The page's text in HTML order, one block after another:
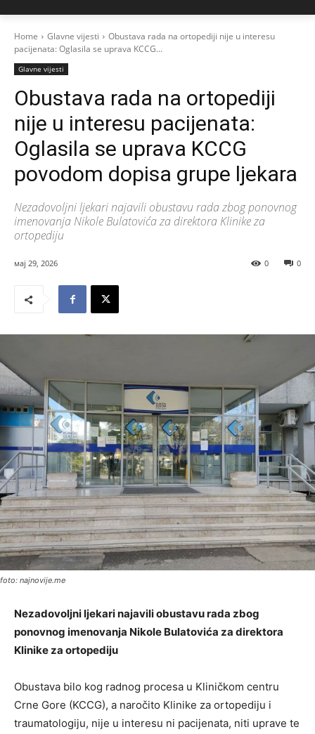
Home Glavne vijesti
Obustava rada na ortopediji nije u interesu
pacijenata: Oglasila se uprava KCCG...
Glavne vijesti
Obustava rada na ortopediji
nije u interesu pacijenata:
Oglasila se uprava KCCG
povodom dopisa grupe ljekara
Nezadovoljni ljekari najavili obustavu rada zbog ponovnog
imenovanja Nikole Bulatovića za direktora Klinike za
ortopediju
мај 29, 2026 0
0
foto: najnovije.me
Nezadovoljni ljekari najavili obustavu rada zbog
ponovnog imenovanja Nikole Bulatovića za direktora
Klinike za ortopediju
Obustava bilo kog radnog procesa u Kliničkom centru
Crne Gore (KCCG), a naročito Klinike za ortopediju i
traumatologiju, nije u interesu ni pacijenata, niti uprave te